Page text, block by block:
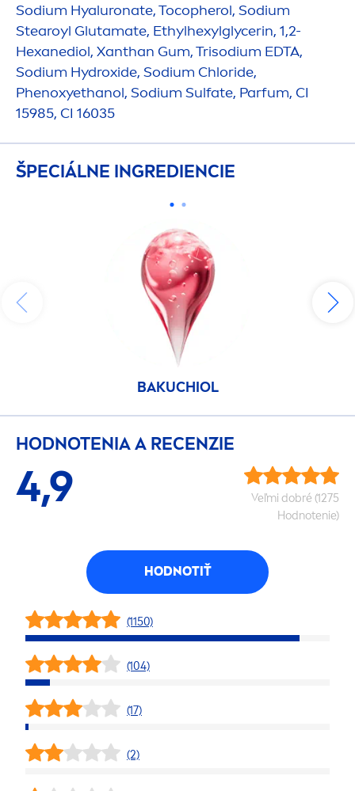
Sodium Hyaluronate, Tocopherol, Sodium
Stearoyl Glutamate, Ethylhexylglycerin, 1,2-
Hexanediol, Xanthan Gum, Trisodium EDTA,
Sodium Hydroxide, Sodium Chloride,
Phenoxyethanol, Sodium Sulfate, Parfum, CI
15985, CI 16035
ŠPECIÁLNE INGREDIENCIE
BAKUCHIOL
HODNOTENIA A RECENZIE
4,9
Veľmi dobré (1275
Hodnotenie)
HODNOTIŤ
(1150)
(104)
(17)
(2)